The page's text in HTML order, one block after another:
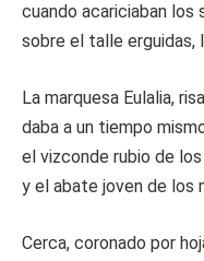
cuando acariciaban los
sobre el talle erguidas,
La marquesa Eulalia,
daba a un tiempo
el vizconde rubio de
y el abate joven de los
Cerca, coronado por